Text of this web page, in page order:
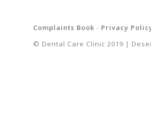
Complaints Book - Privacy
© Dental Care Clinic 2019 |